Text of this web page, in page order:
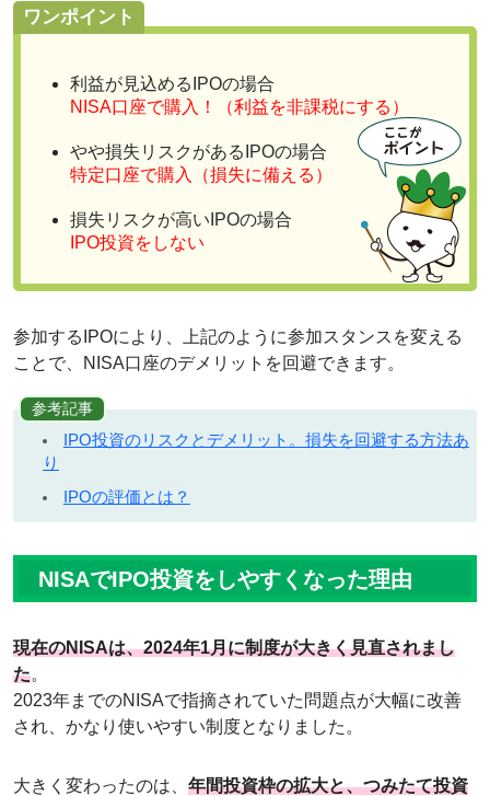
ワンポイント
利益が見込めるIPOの場合
NISA口座で購入！（利益を非課税にする）
やや損失リスクがあるIPOの場合
特定口座で購入（損失に備える）
損失リスクが高いIPOの場合
IPO投資をしない
参加するIPOにより、上記のように参加スタンスを変える
ことで、NISA口座のデメリットを回避できます。
参考記事
IPO投資のリスクとデメリット。損失を回避する方法あ
り
IPOの評価とは？
NISAでIPO投資をしやすくなった理由
現在のNISAは、2024年1月に制度が大きく見直されまし
た。
2023年までのNISAで指摘されていた問題点が大幅に改善
され、かなり使いやすい制度となりました。
大きく変わったのは、 年間投資枠の拡大と、つみたて投資